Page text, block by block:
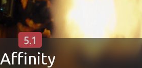
Affinity
5.1